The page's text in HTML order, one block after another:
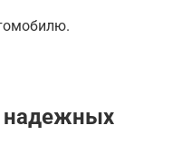
надежных